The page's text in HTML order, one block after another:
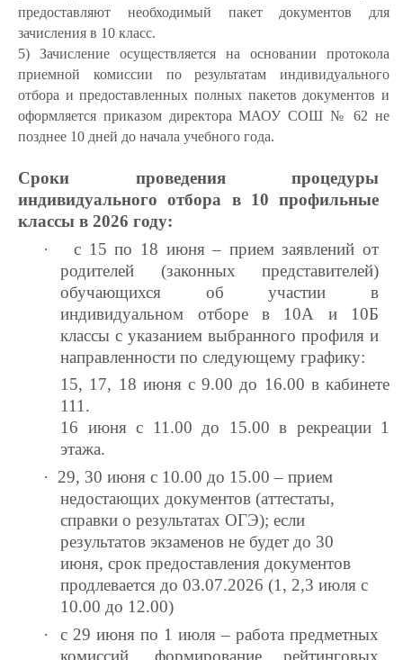
предоставляют необходимый пакет документов для
зачисления в 10 класс.
5) Зачисление осуществляется на основании протокола
приемной комиссии по результатам индивидуального
отбора и предоставленных полных пакетов документов и
оформляется приказом директора МАОУ СОШ № 62 не
позднее 10 дней до начала учебного года.
Сроки проведения процедуры
индивидуального отбора в 10 профильные
классы в 2026 году:
·
с 15 по 18 июня – прием заявлений от
родителей (законных представителей)
обучающихся об участии в
индивидуальном отборе в 10А и 10Б
классы с указанием выбранного профиля и
направленности по следующему графику:
15, 17, 18 июня с 9.00 до 16.00 в кабинете
111.
16 июня с 11.00 до 15.00 в рекреации 1
этажа.
·
29, 30 июня с 10.00 до 15.00 – прием
недостающих документов (аттестаты,
справки о результатах ОГЭ); если
результатов экзаменов не будет до 30
июня, срок предоставления документов
продлевается до 03.07.2026 (1, 2,3 июля с
10.00 до 12.00)
·
с 29 июня по 1 июля – работа предметных
комиссий, формирование рейтинговых